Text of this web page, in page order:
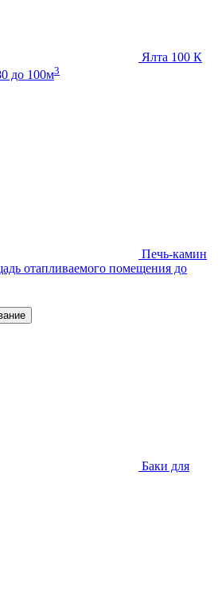
Ялта 100 К
до 100м3
Печь-камин
отапливаемого помещения до
Баки для